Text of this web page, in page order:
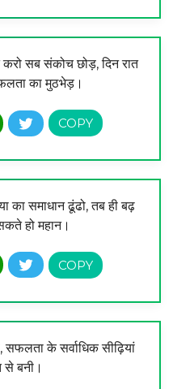
सब संकोच छोड़, दिन रात
का मुठभेड़।
का समाधान ढूंढो, तब ही बढ़
हो महान।
सफलता के सर्वाधिक सीढ़ियां
से बनी।